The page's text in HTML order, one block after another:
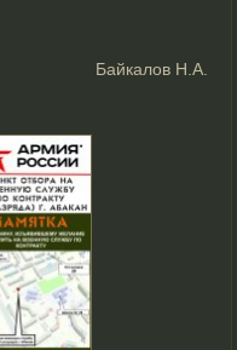
Байкалов Н.А.